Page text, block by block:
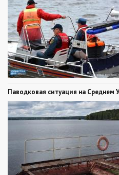
Паводковая ситуация на Среднем